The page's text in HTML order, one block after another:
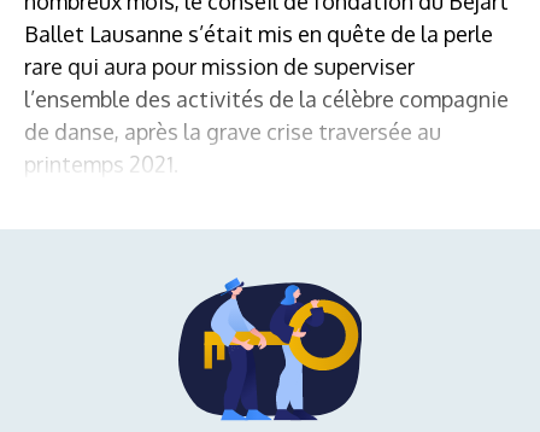
Ballet Lausanne s’était mis en quête de la perle
rare qui aura pour mission de superviser
l’ensemble des activités de la célèbre compagnie
de danse, après la grave crise traversée au
printemps 2021.